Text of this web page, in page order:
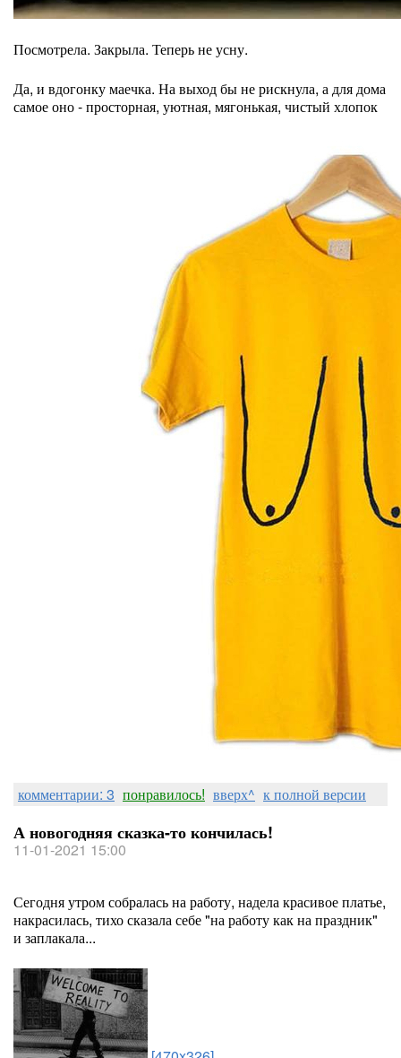
Посмотрела. Закрыла. Теперь не усну.
Да, и вдогонку маечка. На выход бы не рискнула, а для дома
самое оно - просторная, уютная, мягонькая, чистый хлопок
комментарии: 3 понравилось! вверх^ к полной версии
А новогодняя сказка-то кончилась!
11-01-2021 15:00
Сегодня утром собралась на работу, надела красивое платье,
накрасилась, тихо сказала себе "на работу как на праздник"
и заплакала...